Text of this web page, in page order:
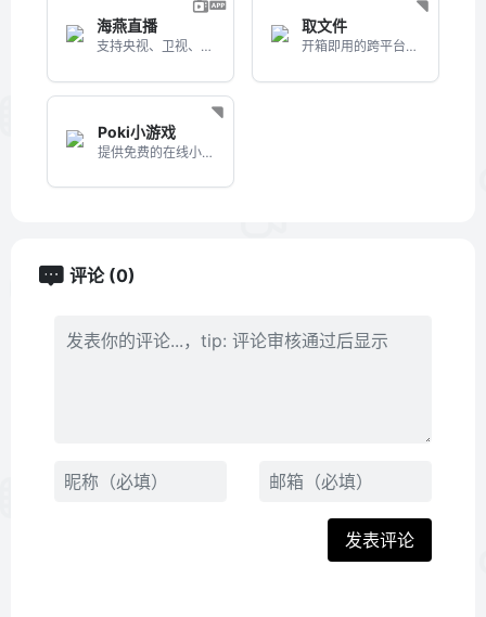
海燕直播
支持央视、卫视、地方台以及海外台的电视软件
取文件
开箱即用的跨平台文件快传系统
Poki小游戏
提供免费的在线小游戏的网站
评论 (0)
发表评论